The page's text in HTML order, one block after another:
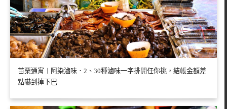
苗栗通宵︱阿染滷味．2、30種滷味一字排開任你挑，結帳金額差
點嚇到掉下巴